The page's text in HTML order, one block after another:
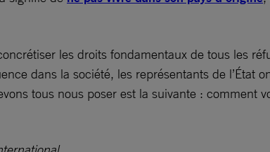
les droits fondamentaux de tous les
dans la société, les représentants de l’État
tous nous poser est la suivante : comment